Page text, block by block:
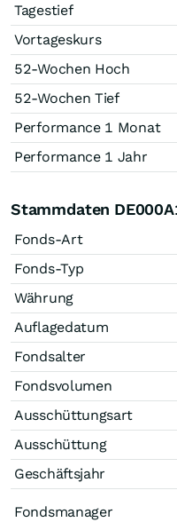
Tagestief
Vortageskurs
52-Wochen Hoch
52-Wochen Tief
Performance 1 Monat
Performance 1 Jahr
Stammdaten
Fonds-Art
Fonds-Typ
Währung
Auflagedatum
Fondsalter
Fondsvolumen
Ausschüttungsart
Ausschüttung
Geschäftsjahr
Fondsmanager